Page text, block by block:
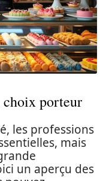
choix porteur
les professions
mais
un aperçu des